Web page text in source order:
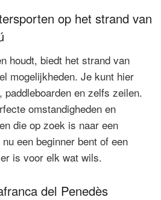
op het strand van
houdt, biedt het strand van
mogelijkheden. Je kunt hier
en zelfs zeilen.
omstandigheden en
die op zoek is naar een
een beginner bent of een
is voor elk wat wils.
del Penedès